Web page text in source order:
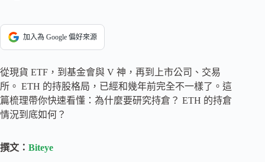
加入為 Google 偏好來源
從現貨 ETF，到基金會與 V 神，再到上市公司、交易
所。 ETH 的持股格局，已經和幾年前完全不一樣了。這
篇梳理帶你快速看懂：為什麼要研究持倉？ ETH 的持倉
情況到底如何？
撰文： Biteye